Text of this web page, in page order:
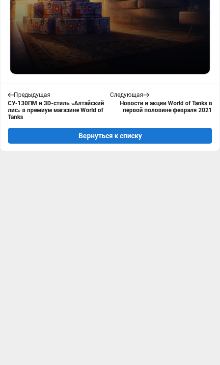
Предыдущая
СУ-130ПМ и 3D-стиль «Алтайский
лис» в премиум магазине World of
Tanks
Следующая
Новости и акции World of Tanks в
первой половине февраля 2021
Вернуться к списку